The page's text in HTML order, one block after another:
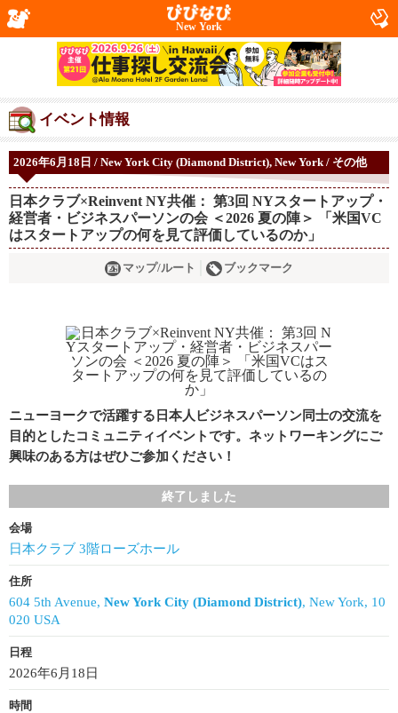
New York
イベント情報
2026年6月18日 / New York City (Diamond District), New York / その他
日本クラブ×Reinvent NY共催： 第3回 NYスタートアップ・
経営者・ビジネスパーソンの会 ＜2026 夏の陣＞ 「米国VC
はスタートアップの何を見て評価しているのか」
マップ/ルート ブックマーク
ニューヨークで活躍する日本人ビジネスパーソン同士の交流を
目的としたコミュニティイベントです。ネットワーキングにご
興味のある方はぜひご参加ください！
終了しました
会場
日本クラブ 3階ローズホール
住所
604 5th Avenue, New York City (Diamond District), New York, 10
020 USA
日程
2026年6月18日
時間